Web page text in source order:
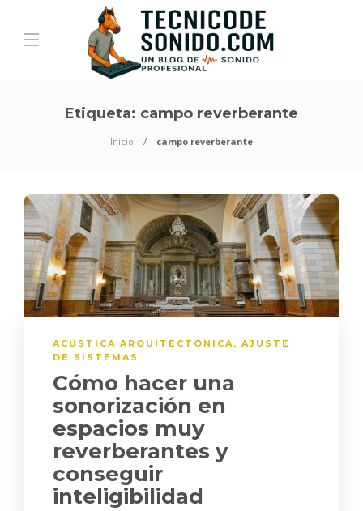
Etiqueta: campo reverberante
Inicio campo reverberante
ACÚSTICA ARQUITECTÓNICA, AJUSTE
DE SISTEMAS
Cómo hacer una
sonorización en
espacios muy
reverberantes y
conseguir
inteligibilidad